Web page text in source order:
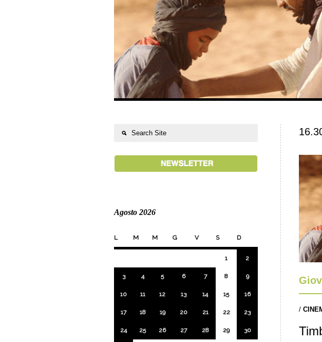
/
Agosto 2026
L M M G V S D
1 2
3 4 5 6 7 8 9
10 11 12 13 14 15 16
17 18 19 20 21 22 23
24 25 26 27 28 29 30